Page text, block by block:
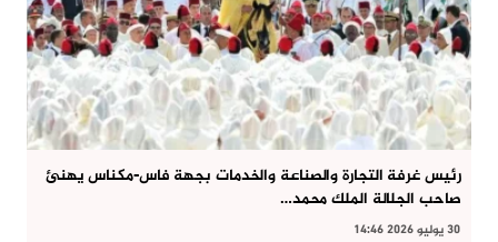
رئيس غرفة التجارة والصناعة والخدمات بجهة فاس-مكناس يهنئ
صاحب الجلالة الملك محمد…
30 يوليو 2026 14:46